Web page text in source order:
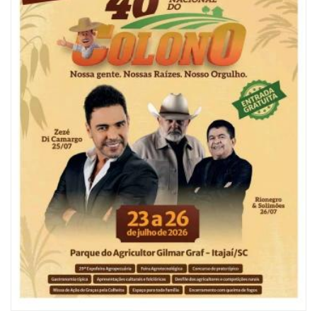
06/08/2026 | 10:04
Ação oferece testes rápidos para HIV, sífilis e hepatites nesta quinta (6) e
sexta-feira (7)
ITAPEMA